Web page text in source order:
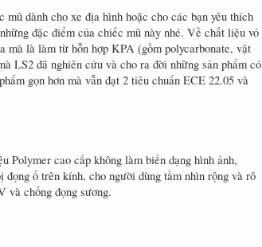
mũ dành cho xe địa hình hoặc cho các bạn yêu thích
đặc điểm của chiếc mũ này nhé. Về chất liệu vỏ
mà là làm từ hỗn hợp KPA (gồm polycarbonate, vật
LS2 đã nghiên cứu và cho ra đời những sản phẩm có
gọn hơn mà vẫn đạt 2 tiêu chuẩn ECE 22.05 và
Polymer cao cấp không làm biến dạng hình ảnh,
ố trên kính, cho người dùng tầm nhìn rộng và rõ
và chống đọng sương.